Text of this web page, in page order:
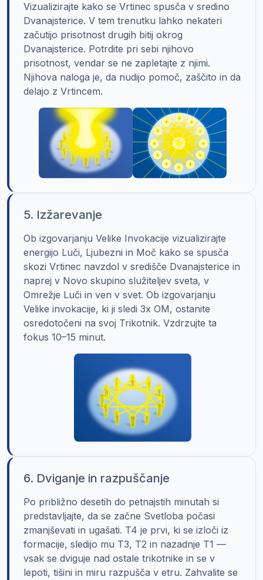
Vizualizirajte kako se Vrtinec spusča v sredino
Dvanajsterice. V tem trenutku lahko nekateri
začutijo prisotnost drugih bitij okrog
Dvanajsterice. Potrdite pri sebi njihovo
prisotnost, vendar se ne zapletajte z njimi.
Njihova naloga je, da nudijo pomoč, zaščito in da
delajo z Vrtincem.
5. Izžarevanje
Ob izgovarjanju Velike Invokacije vizualizirajte
energijo Luči, Ljubezni in Moč kako se spusča
skozi Vrtinec navzdol v središče Dvanajsterice in
naprej v Novo skupino služiteljev sveta, v
Omrežje Luči in ven v svet. Ob izgovarjanju
Velike invokacije, ki ji sledi 3x OM, ostanite
osredotočeni na svoj Trikotnik. Vzdrzujte ta
fokus 10–15 minut.
6. Dviganje in razpuščanje
Po približno desetih do petnajstih minutah si
predstavljajte, da se začne Svetloba počasi
zmanjševati in ugašati. T4 je prvi, ki se izloči iz
formacije, sledijo mu T3, T2 in nazadnje T1 —
vsak se dviguje nad ostale trikotnike in se v
lepoti, tišini in miru razpušča v etru. Zahvalite se